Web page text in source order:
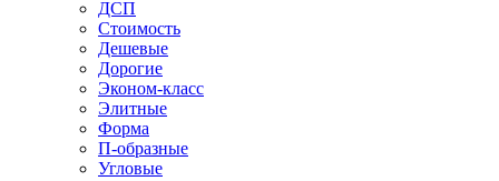
ДСП
Стоимость
Дешевые
Дорогие
Эконом-класс
Элитные
Форма
П-образные
Угловые